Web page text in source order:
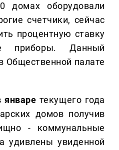
домах оборудовали
счетчики, сейчас
процентную ставку
приборы. Данный
Общественной палате
январе текущего года
домов получив
- коммунальные
удивлены увиденной